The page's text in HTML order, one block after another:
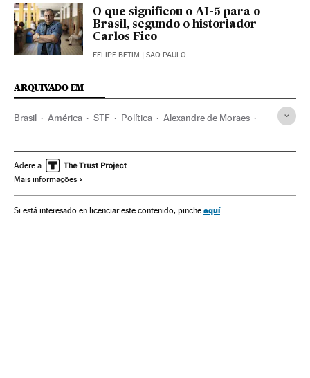
O que significou o AI-5 para o
Brasil, segundo o historiador
Carlos Fico
FELIPE BETIM | SÃO PAULO
ARQUIVADO EM
Brasil América STF Política Alexandre de Moraes
Jair Bolsonaro Arthur Lira
Marielle Franco
Fake news Gilmar Mendes Eduardo Villas Bôas
Adere a
Mais informações
Si está interesado en licenciar este contenido, pinche aquí